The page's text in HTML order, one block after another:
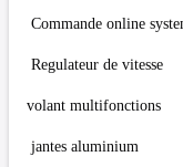
Commande online
Regulateur de vitesse
volant multifonctions
jantes aluminium